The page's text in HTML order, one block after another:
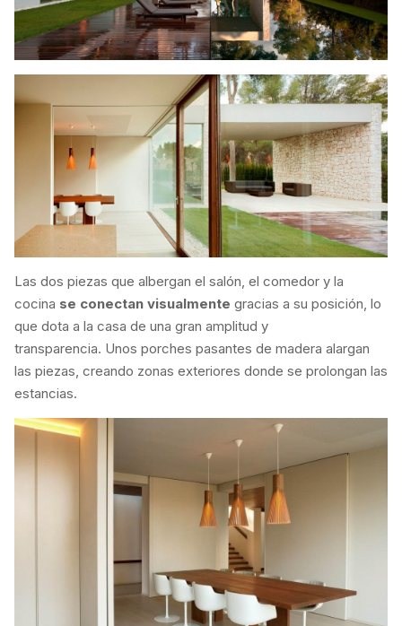
Las dos piezas que albergan el salón, el comedor y la
cocina se conectan visualmente gracias a su posición, lo
que dota a la casa de una gran amplitud y
transparencia. Unos porches pasantes de madera alargan
las piezas, creando zonas exteriores donde se prolongan las
estancias.